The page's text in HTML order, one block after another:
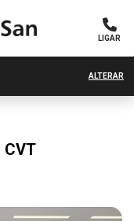
LIGAR
ALTERAR
CVT